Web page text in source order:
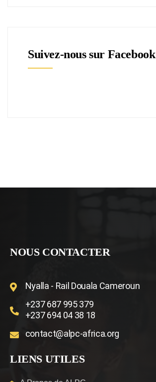
Suivez-nous sur Facebook
NOUS CONTACTER
Nyalla - Rail Douala Cameroun
+237 687 995 379
+237 694 04 38 18
contact@alpc-africa.org
LIENS UTILES